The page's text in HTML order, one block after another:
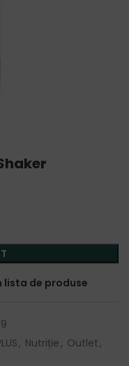
lista de produse
, Nutriție, Outlet,